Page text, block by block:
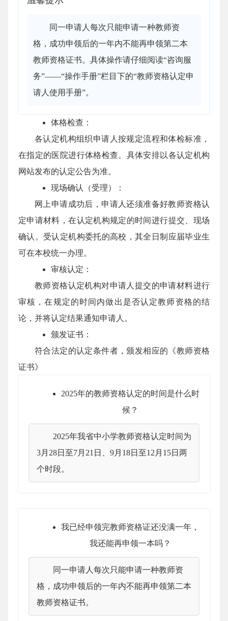
同一申请人每次只能申请一种教师资
格，成功申领后的一年内不能再申领第二本
教师资格证书。具体操作请仔细阅读“咨询服
务”——“操作手册”栏目下的“教师资格认定申
请人使用手册”。
体格检查：
各认定机构组织申请人按规定流程和体检标准，
在指定的医院进行体格检查。具体安排以各认定机构
网站发布的认定公告为准。
现场确认（受理）：
网上申请成功后，申请人还须准备好教师资格认
定申请材料，在认定机构规定的时间进行提交、现场
确认。受认定机构委托的高校，其全日制应届毕业生
可在本校统一办理。
审核认定：
教师资格认定机构对申请人提交的申请材料进行
审核，在规定的时间内做出是否认定教师资格的结
论，并将认定结果通知申请人。
颁发证书：
符合法定的认定条件者，颁发相应的《教师资格
证书》
2025年的教师资格认定的时间是什么时
候？
2025年我省中小学教师资格认定时间为
3月28日至7月21日、9月18日至12月15日两
个时段。
我已经申领完教师资格证还没满一年，
我还能再申领一本吗？
同一申请人每次只能申请一种教师资
格，成功申领后的一年内不能再申领第二本
教师资格证书。